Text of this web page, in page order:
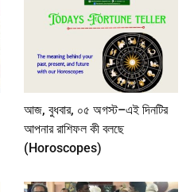
আজ, বুধবার, ০৫ অগস্ট–এই দিনটির
আপনার রাশিফল কী বলছে
(Horoscopes)